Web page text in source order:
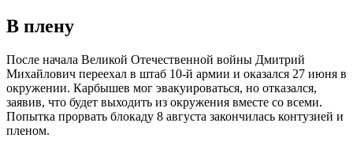
В плену
После начала Великой Отечественной войны Дмитрий
Михайлович переехал в штаб 10-й армии и оказался 27 июня в
окружении. Карбышев мог эвакуироваться, но отказался,
заявив, что будет выходить из окружения вместе со всеми.
Попытка прорвать блокаду 8 августа закончилась контузией и
пленом.